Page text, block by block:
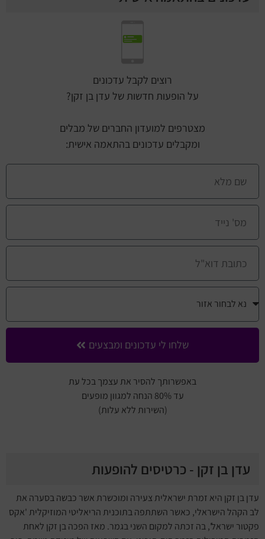
רוצים לקבל עדכונים
על הופעות חדשות של עדן בן זקן?
מצטרפים למועדון החברים של מבלים
ומקבלים עדכונים בהתאמה אישית:
שלחו לי עדכונים ומבצעים
באפשרותך להסיר את עצמך בכל עת
עד 80% הנחה למגוון מופעים
(השירות ללא עלות)
עדן בן זקן - כרטיסים להופעות
עדן בן זקן היא זמרת ישראלית צעירה ומוכשרת אשר כבשה בסערה את
לב הקהל הישראלי, כאשר השתתפה בתוכנית הריאליטי המוזיקלית 'אקס
פקטור ישראל', בה זכתה למקום השני בגמר. מאז הפכה בן זקן לאחת